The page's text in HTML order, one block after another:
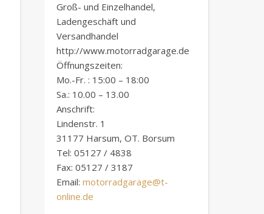
Groß- und Einzelhandel,
Ladengeschäft und
Versandhandel
http://www.motorradgarage.de
Öffnungszeiten:
Mo.-Fr. : 15:00 – 18:00
Sa.: 10.00 – 13.00
Anschrift:
Lindenstr. 1
31177 Harsum, OT. Borsum
Tel: 05127 / 4838
Fax: 05127 / 3187
Email: motorradgarage@t-
online.de